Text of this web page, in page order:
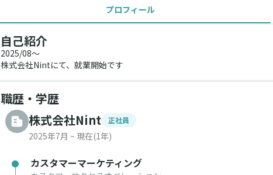
プロフィール
自己紹介
2025/08〜
株式会社Nintにて、就業開始です
職歴・学歴
株式会社Nint
正社員
2025年7月 ~ 現在(1年)
カスタマーマーケティング